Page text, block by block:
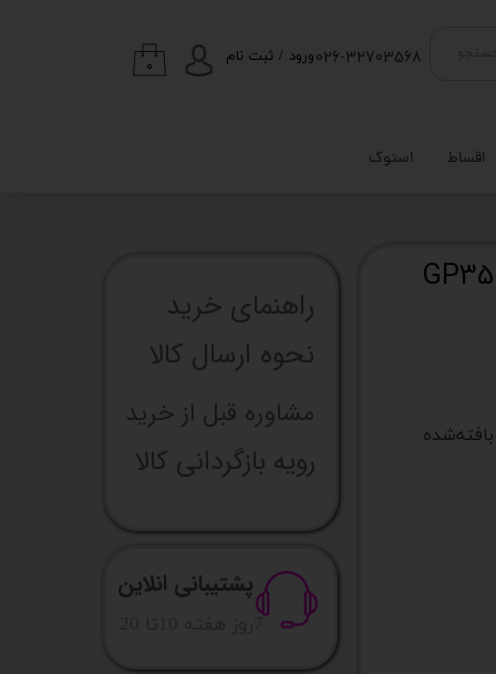
اقساط استوک
ورود / ثبت نام
۰ 026-32703568
راهنما​​​​​​​​​​​​​​ی خرید
نحوه ارسال کالا
مشاوره قبل از خرید
رویه بازگردانی کالا
پشتیبانی انلاین